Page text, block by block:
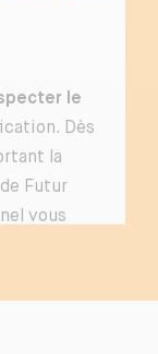
le
Dès
la
Futur
vous